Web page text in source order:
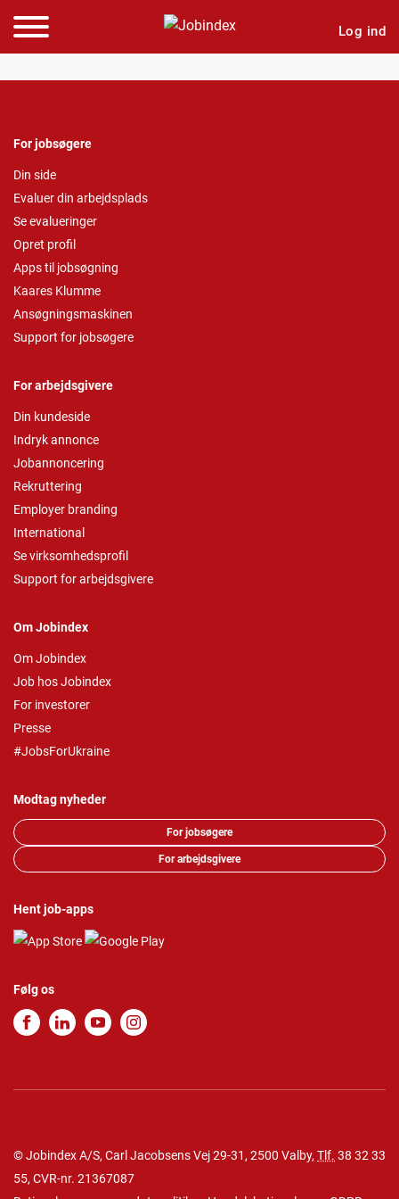
Log ind
For jobsøgere
Din side
Evaluer din arbejdsplads
Se evalueringer
Opret profil
Apps til jobsøgning
Kaares Klumme
Ansøgningsmaskinen
Support for jobsøgere
For arbejdsgivere
Din kundeside
Indryk annonce
Jobannoncering
Rekruttering
Employer branding
International
Se virksomhedsprofil
Support for arbejdsgivere
Om Jobindex
Om Jobindex
Job hos Jobindex
For investorer
Presse
#JobsForUkraine
Modtag nyheder
For jobsøgere
For arbejdsgivere
Hent job-apps
Følg os
© Jobindex A/S, Carl Jacobsens Vej 29-31, 2500 Valby, Tlf. 38 32 33
55, CVR-nr. 21367087